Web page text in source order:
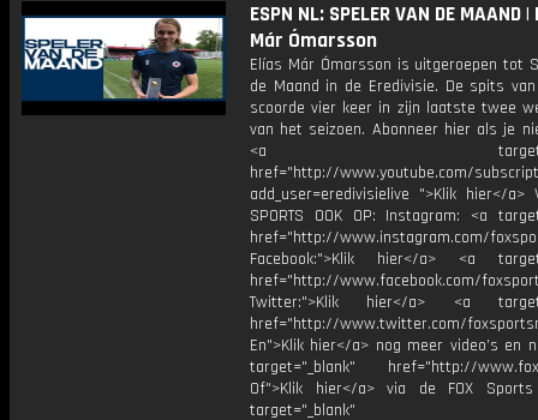
ESPN NL: SPELER VAN DE MAAND
Már Ómarsson
Elías Már Ómarsson is uitgeroepen tot
de Maand in de Eredivisie. De spits
scoorde vier keer in zijn laatste twee
van het seizoen. Abonneer hier als je
<a
href="http://www.youtube.com/
add_user=eredivisielive ">Klik hier</a>
SPORTS OOK OP: Instagram: <a
href="http://www.instagram.com/
Facebook:">Klik hier</a> <a
href="http://www.facebook.com/
Twitter:">Klik hier</a> <a
href="http://www.twitter.com/
En">Klik hier</a> nog meer video’s en
target="_blank" href="http://
Of">Klik hier</a> via de FOX
target="_blank"